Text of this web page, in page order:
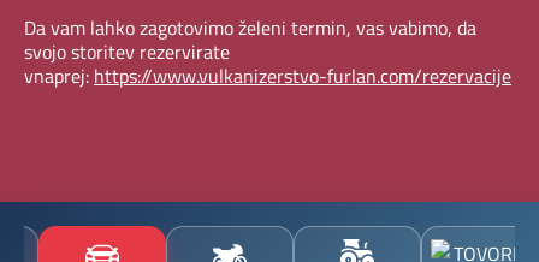
Da vam lahko zagotovimo želeni termin, vas vabimo, da
svojo storitev rezervirate
vnaprej: https://www.vulkanizerstvo-furlan.com/rezervacije